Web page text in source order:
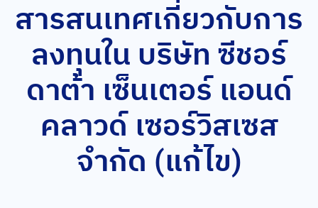
สารสนเทศเกี่ยวกับการ
ลงทุนใน บริษัท ซีชอร์
ดาต้า เซ็นเตอร์ แอนด์
คลาวด์ เซอร์วิสเซส
จำกัด (แก้ไข)